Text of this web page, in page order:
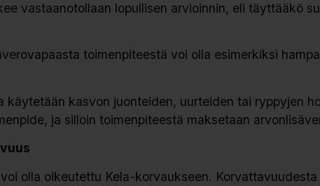
vastaanotollaan lopullisen arvioinnin, eli täyttääkö
toimenpiteestä voi olla esimerkiksi
käytetään kasvon juonteiden, uurteiden tai ryppyjen
ja silloin toimenpiteestä maksetaan
olla oikeutettu Kela-korvaukseen.